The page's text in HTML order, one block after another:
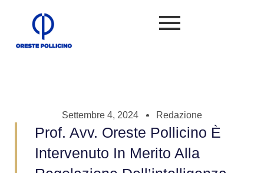
Settembre 4, 2024 Redazione
Prof. Avv. Oreste Pollicino È
Intervenuto In Merito Alla